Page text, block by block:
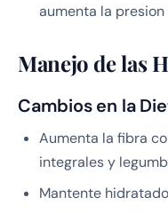
aumenta la
Manejo de las
Cambios en la
Aumenta la fibra
integrales y
Mantente